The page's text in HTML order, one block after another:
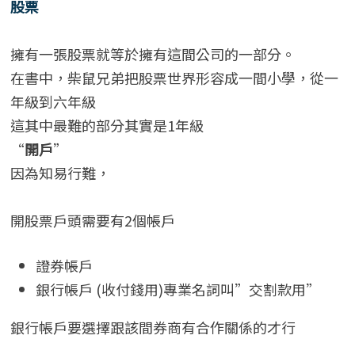
股票
擁有一張股票就等於擁有這間公司的一部分。
在書中，柴鼠兄弟把股票世界形容成一間小學，從一
年級到六年級
這其中最難的部分其實是1年級
“開戶”
因為知易行難，
開股票戶頭需要有2個帳戶
證券帳戶
銀行帳戶 (收付錢用)專業名詞叫”交割款用”
銀行帳戶要選擇跟該間券商有合作關係的才行